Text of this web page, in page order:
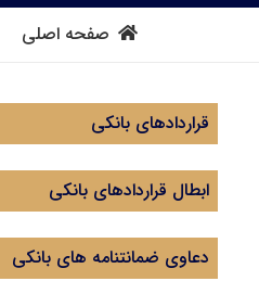
صفحه اصلی
قراردادهای بانکی
ابطال قراردادهای بانکی
دعاوی ضمانتنامه های بانکی